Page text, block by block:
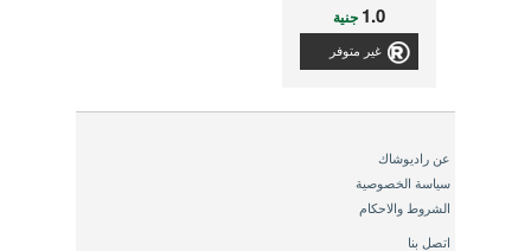
1.0 جنية
غير متوفر
عن راديوشاك
سياسة الخصوصية
الشروط والاحكام
اتصل بنا